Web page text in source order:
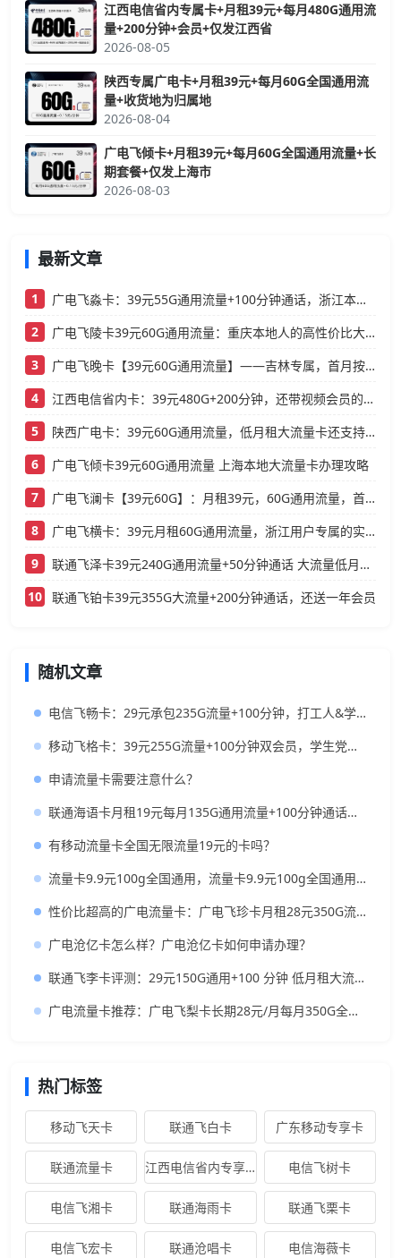
江西电信省内专属卡+月租39元+每月480G通用流
量+200分钟+会员+仅发江西省
2026-08-05
陕西专属广电卡+月租39元+每月60G全国通用流
量+收货地为归属地
2026-08-04
广电飞倾卡+月租39元+每月60G全国通用流量+长
期套餐+仅发上海市
2026-08-03
最新文章
1
广电飞淼卡：39元55G通用流量+100分钟通话，浙江本地人的高性价比大流量卡推荐
2
广电飞陵卡39元60G通用流量：重庆本地人的高性价比大流量卡推荐
3
广电飞晚卡【39元60G通用流量】——吉林专属，首月按天折算，流量充足不踩坑
4
江西电信省内卡：39元480G+200分钟，还带视频会员的大流量卡
5
陕西广电卡：39元60G通用流量，低月租大流量卡还支持结转
6
广电飞倾卡39元60G通用流量 上海本地大流量卡办理攻略
7
广电飞澜卡【39元60G】：月租39元，60G通用流量，首月免费真香！
8
广电飞横卡：39元月租60G通用流量，浙江用户专属的实用型套餐
9
联通飞泽卡39元240G通用流量+50分钟通话 大流量低月租办理指南
10 联通飞铂卡39元355G大流量+200分钟通话，还送一年会员
随机文章
电信飞畅卡：29元承包235G流量+100分钟，打工人&学生党闭眼入攻略
移动飞格卡：39元255G流量+100分钟双会员，学生党专属大流量卡
申请流量卡需要注意什么？
联通海语卡月租19元每月135G通用流量+100分钟通话时长
有移动流量卡全国无限流量19元的卡吗？
流量卡9.9元100g全国通用，流量卡9.9元100g全国通用是真的吗？
性价比超高的广电流量卡：广电飞珍卡月租28元350G流量+200分钟通话+支持流量结转，年轻人值得一试！
广电沧亿卡怎么样？广电沧亿卡如何申请办理？
联通飞李卡评测：29元150G通用+100 分钟 低月租大流量卡办理指南
广电流量卡推荐：广电飞梨卡长期28元/月每月350G全国流量+200分钟，附申请办理入口
热门标签
移动飞天卡 联通飞白卡 广东移动专享卡
联通流量卡 江西电信省内专享卡 电信飞树卡
电信飞湘卡 联通海雨卡 联通飞栗卡
电信飞宏卡 联通沧唱卡 电信海薇卡